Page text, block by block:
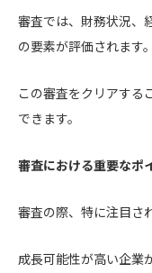
審査では、財務状況、
の要素が評価されます。
この審査をクリアする
できます。
審査における重要なポ
審査の際、特に注目さ
成長可能性が高い企業